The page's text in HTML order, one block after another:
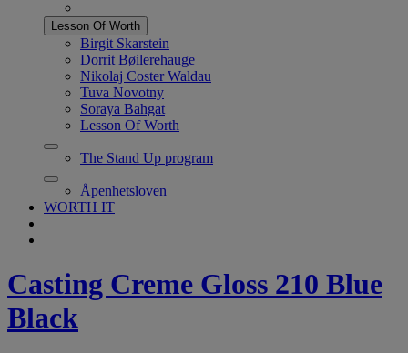
Lesson Of Worth
Birgit Skarstein
Dorrit Bøilerehauge
Nikolaj Coster Waldau
Tuva Novotny
Soraya Bahgat
Lesson Of Worth
The Stand Up program
Åpenhetsloven
WORTH IT
Casting Creme Gloss 210 Blue
Black